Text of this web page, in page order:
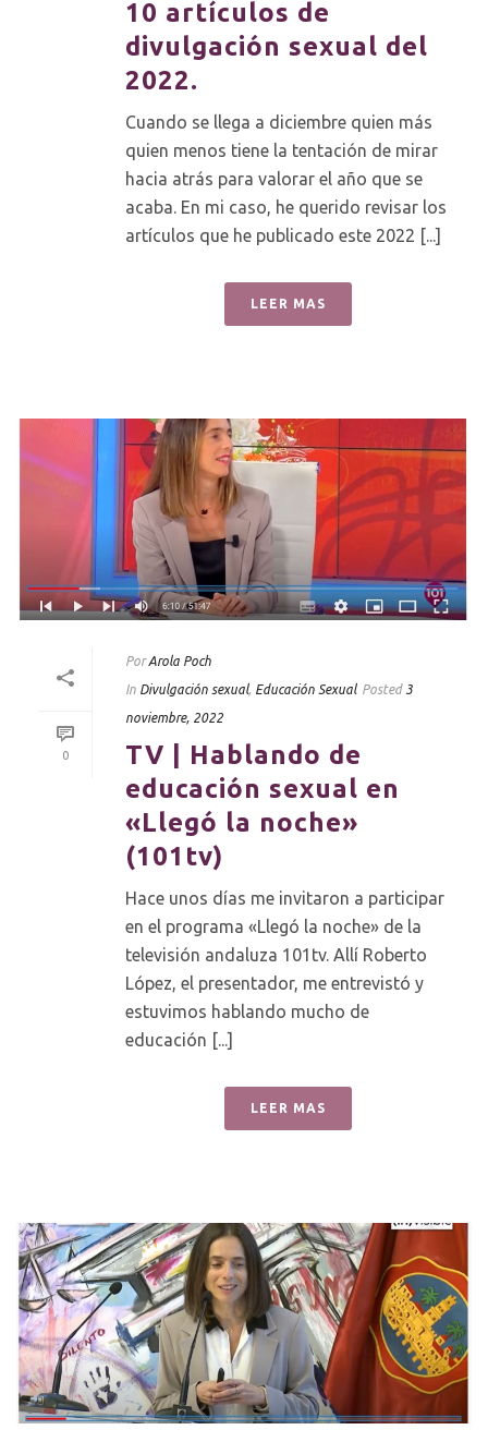
10 artículos de
divulgación sexual del
2022.
Cuando se llega a diciembre quien más
quien menos tiene la tentación de mirar
hacia atrás para valorar el año que se
acaba. En mi caso, he querido revisar los
artículos que he publicado este 2022 [...]
LEER MAS
0
Por Arola Poch
In Divulgación sexual, Educación Sexual Posted 3
noviembre, 2022
TV | Hablando de
educación sexual en
«Llegó la noche»
(101tv)
Hace unos días me invitaron a participar
en el programa «Llegó la noche» de la
televisión andaluza 101tv. Allí Roberto
López, el presentador, me entrevistó y
estuvimos hablando mucho de
educación [...]
LEER MAS